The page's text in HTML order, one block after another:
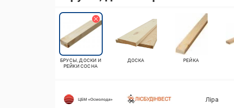
БРУСЫ, ДОСКИ И
РЕЙКИ СОСНА
ДОСКА РЕЙКА
Ліра